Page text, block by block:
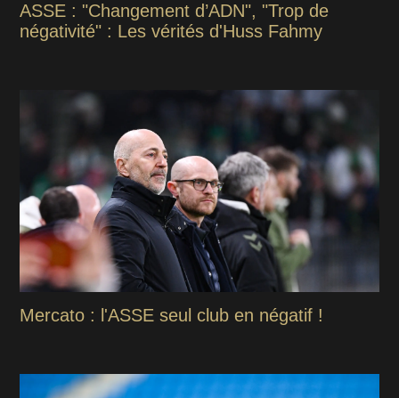
ASSE : "Changement d’ADN", "Trop de
négativité" : Les vérités d'Huss Fahmy
Mercato : l'ASSE seul club en négatif !